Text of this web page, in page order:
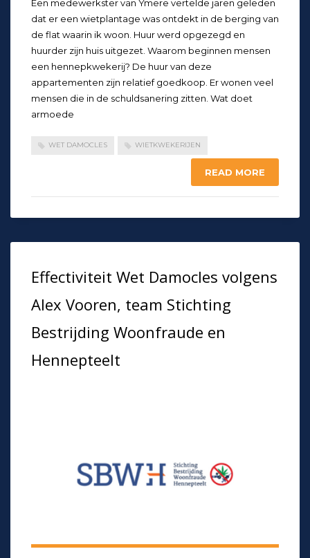
Een medewerkster van Ymere vertelde jaren geleden
dat er een wietplantage was ontdekt in de berging van
de flat waarin ik woon. Huur werd opgezegd en
huurder zijn huis uitgezet. Waarom beginnen mensen
een hennepkwekerij? De huur van deze
appartementen zijn relatief goedkoop. Er wonen veel
mensen die in de schuldsanering zitten. Wat doet
armoede
WET DAMOCLES WIETKWEKERIJEN
READ MORE
Effectiviteit Wet Damocles volgens
Alex Vooren, team Stichting
Bestrijding Woonfraude en
Hennepteelt